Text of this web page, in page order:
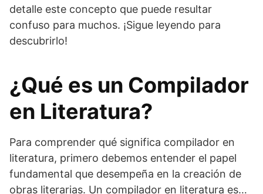
detalle este concepto que puede resultar
confuso para muchos. ¡Sigue leyendo para
descubrirlo!
¿Qué es un Compilador
en Literatura?
Para comprender qué significa compilador en
literatura, primero debemos entender el papel
fundamental que desempeña en la creación de
obras literarias. Un compilador en literatura es…